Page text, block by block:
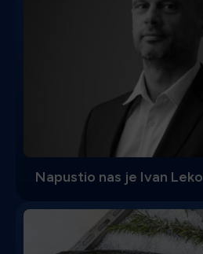
Napustio nas je Ivan Leko